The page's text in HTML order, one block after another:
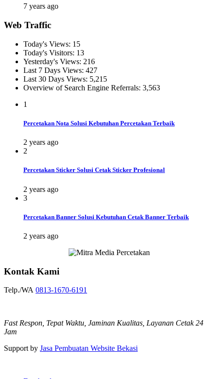
7 years ago
Web Traffic
Today's Views: 15
Today's Visitors: 13
Yesterday's Views: 216
Last 7 Days Views: 427
Last 30 Days Views: 5,215
Overview of Search Engine Referrals: 3,563
1
Percetakan Nota Solusi Kebutuhan Percetakan Terbaik
2 years ago
2
Percetakan Sticker Solusi Cetak Sticker Profesional
2 years ago
3
Percetakan Banner Solusi Kebutuhan Cetak Banner Terbaik
2 years ago
Kontak Kami
Telp./WA 0813-1670-6191
Fast Respon, Tepat Waktu, Jaminan Kualitas, Layanan Cetak 24
Jam
Support by Jasa Pembuatan Website Bekasi